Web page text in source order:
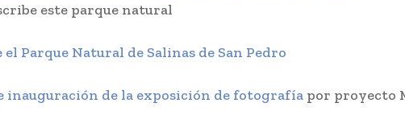
este parque natural
el Parque Natural de Salinas de San Pedro
inauguración de la exposición de fotografía por proyecto